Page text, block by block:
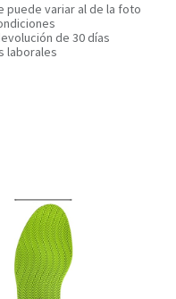
puede variar al de la foto
de 30 días
laborales